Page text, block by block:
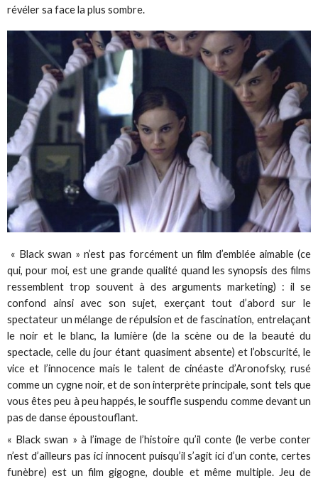
révéler sa face la plus sombre.
« Black swan » n’est pas forcément un film d’emblée aimable (ce
qui, pour moi, est une grande qualité quand les synopsis des films
ressemblent trop souvent à des arguments marketing) : il se
confond ainsi avec son sujet, exerçant tout d’abord sur le
spectateur un mélange de répulsion et de fascination, entrelaçant
le noir et le blanc, la lumière (de la scène ou de la beauté du
spectacle, celle du jour étant quasiment absente) et l’obscurité, le
vice et l’innocence mais le talent de cinéaste d’Aronofsky, rusé
comme un cygne noir, et de son interprète principale, sont tels que
vous êtes peu à peu happés, le souffle suspendu comme devant un
pas de danse époustouflant.
« Black swan » à l’image de l’histoire qu’il conte (le verbe conter
n’est d’ailleurs pas ici innocent puisqu’il s’agit ici d’un conte, certes
funèbre) est un film gigogne, double et même multiple. Jeu de